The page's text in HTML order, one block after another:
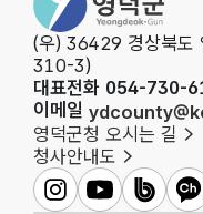
(우) 36429 경상북도
310-3)
대표전화 054-730-
이메일
영덕군청 오시는 길
청사안내도
영덕군인스타그램
영덕군유튜브
영덕군밴영